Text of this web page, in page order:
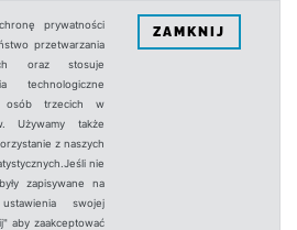
prywatności
przetwarzania
oraz stosuje
technologiczne
osób trzecich w
Używamy także
z naszych
nie
zapisywane na
swojej
aby zaakceptować
ZAMKNIJ